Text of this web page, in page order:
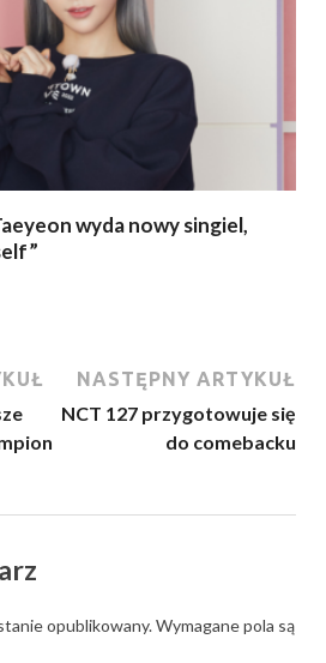
wyda nowy singiel,
NASTĘPNY ARTYKUŁ
NCT 127 przygotowuje się
do comebacku
opublikowany.Wymagane pola są